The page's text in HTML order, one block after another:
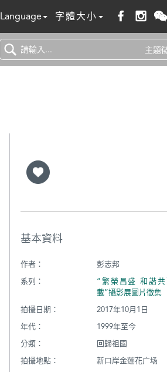
Language 字體大小
主題
基本資料
作者：
彭志邦
系列：
“繁榮昌盛 和諧
載”攝影展圖片徵集
拍攝日期：
2017年10月1日
年代：
1999年至今
分類：
回歸祖國
拍攝地點：
新口岸金莲花广场